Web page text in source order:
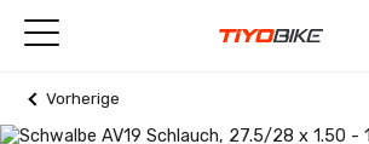
Vorherige